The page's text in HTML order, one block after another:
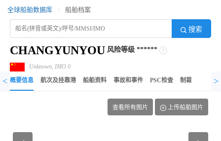
全球船舶数据库 / 船舶档案
搜索
CHANGYUNYOU 风险等级 ******
Unknown, IMO 0
< 概要信息 航次及挂靠港 船舶资料 事故和事件 PSC检查 制裁记录 异
>
查看所有图片 上传船舶图片